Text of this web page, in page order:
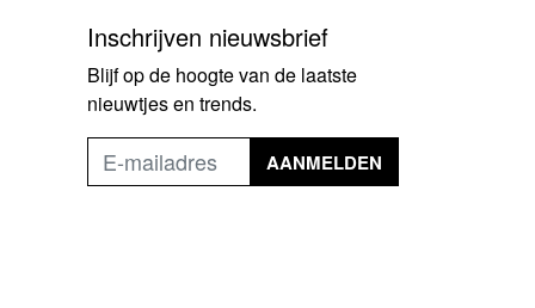
Inschrijven nieuwsbrief
Blijf op de hoogte van de laatste
nieuwtjes en trends.
AANMELDEN